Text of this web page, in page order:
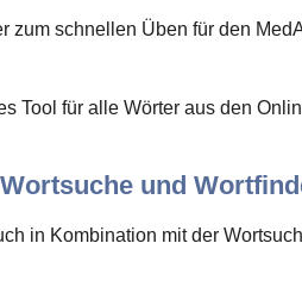
zum schnellen Üben für den
Tool für alle Wörter aus den
und
in Kombination mit der